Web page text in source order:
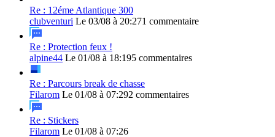
Re : 12éme Atlantique 300
clubventuri Le 03/08 à 20:271 commentaire
Re : Protection feux !
alpine44 Le 01/08 à 18:195 commentaires
Re : Parcours break de chasse
Filarom Le 01/08 à 07:292 commentaires
Re : Stickers
Filarom Le 01/08 à 07:26